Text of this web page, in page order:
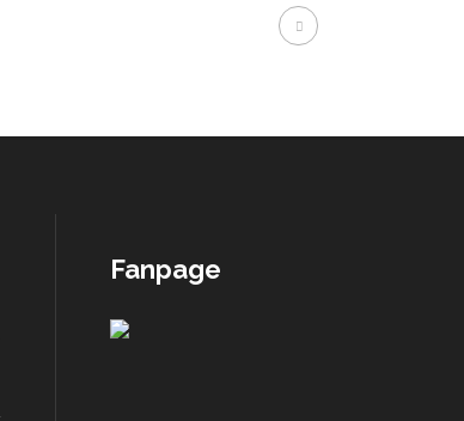
Fanpage